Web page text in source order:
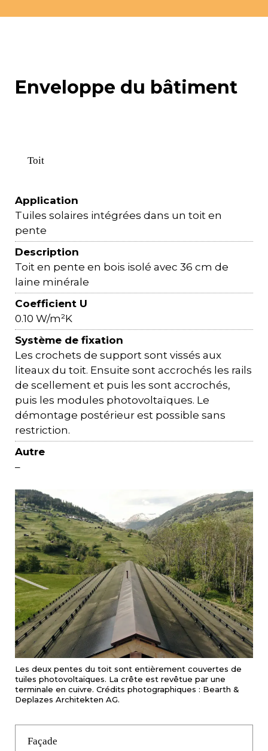
Enveloppe du bâtiment
Toit
Application
Tuiles solaires intégrées dans un toit en
pente
Description
Toit en pente en bois isolé avec 36 cm de
laine minérale
Coefficient U
0.10 W/m²K
Système de fixation
Les crochets de support sont vissés aux
liteaux du toit. Ensuite sont accrochés les rails
de scellement et puis les sont accrochés,
puis les modules photovoltaïques. Le
démontage postérieur est possible sans
restriction.
Autre
–
Les deux pentes du toit sont entièrement couvertes de
tuiles photovoltaïques. La crête est revêtue par une
terminale en cuivre. Crédits photographiques : Bearth &
Deplazes Architekten AG.
Façade